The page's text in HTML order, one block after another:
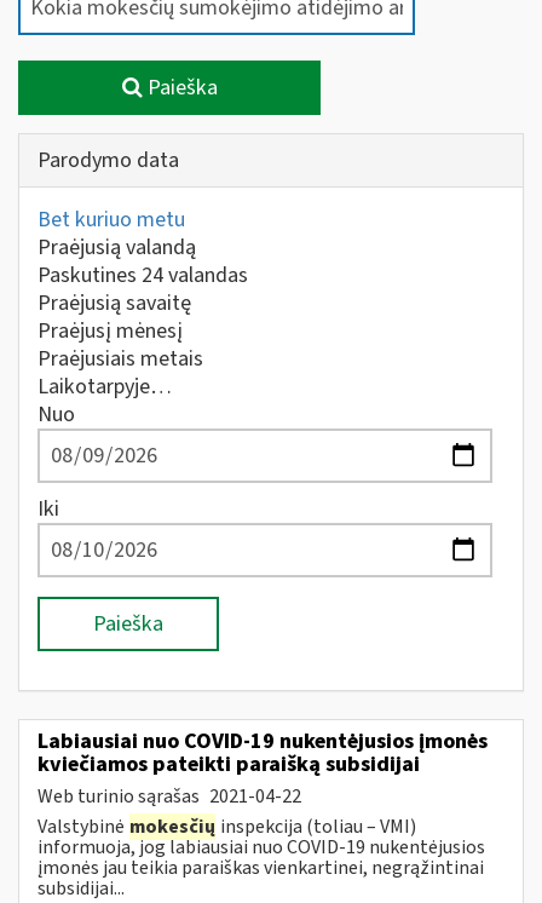
Paieška
Parodymo data
Bet kuriuo metu
Praėjusią valandą
Paskutines 24 valandas
Praėjusią savaitę
Praėjusį mėnesį
Praėjusiais metais
Laikotarpyje…
Nuo
Iki
Paieška
Labiausiai nuo COVID-19 nukentėjusios įmonės
kviečiamos pateikti paraišką subsidijai
Web turinio sąrašas 2021-04-22
Valstybinė mokesčių inspekcija (toliau – VMI)
informuoja, jog labiausiai nuo COVID-19 nukentėjusios
įmonės jau teikia paraiškas vienkartinei, negrąžintinai
subsidijai...